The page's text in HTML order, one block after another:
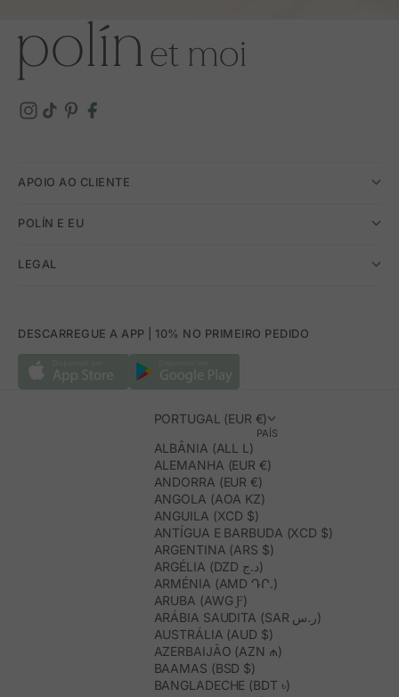
APOIO AO CLIENTE
POLÍN E EU
LEGAL
DESCARREGUE A APP | 10% NO PRIMEIRO PEDIDO
PORTUGAL (EUR €)
PAÍS
ALBÂNIA (ALL L)
ALEMANHA (EUR €)
ANDORRA (EUR €)
ANGOLA (AOA KZ)
ANGUILA (XCD $)
ANTÍGUA E BARBUDA (XCD $)
ARGENTINA (ARS $)
ARGÉLIA (DZD د.ج)
ARMÉNIA (AMD ԴՐ.)
ARUBA (AWG Ƒ)
ARÁBIA SAUDITA (SAR ر.س)
AUSTRÁLIA (AUD $)
AZERBAIJÃO (AZN ₼)
BAAMAS (BSD $)
BANGLADECHE (BDT ৳)